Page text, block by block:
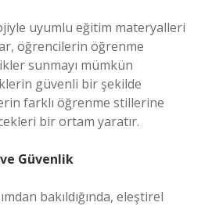
uyumlu eğitim materyalleri
öğrencilerin öğrenme
sunmayı mümkün
güvenli bir şekilde
farklı öğrenme stillerine
bir ortam yaratır.
Güvenlik
bakıldığında, eleştirel